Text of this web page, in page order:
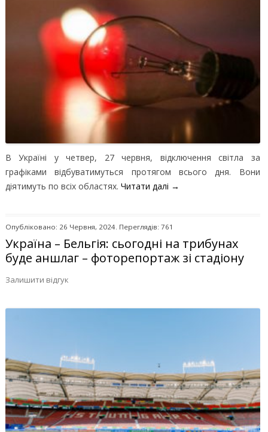
В Україні у четвер, 27 червня, відключення світла за
графіками відбуватимуться протягом всього дня. Вони
діятимуть по всіх областях. Читати далі →
Опубліковано: 26 Червня, 2024. Переглядів: 761
Україна – Бельгія: сьогодні на трибунах
буде аншлаг – фоторепортаж зі стадіону
Залишити відгук